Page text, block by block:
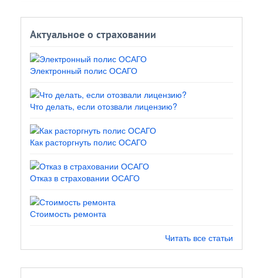
Актуальное о страховании
Электронный полис ОСАГО
Что делать, если отозвали лицензию?
Как расторгнуть полис ОСАГО
Отказ в страховании ОСАГО
Стоимость ремонта
Читать все статьи